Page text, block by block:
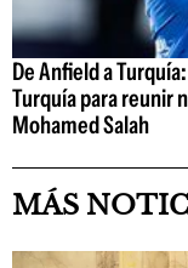
De Anfield a
Turquía para reunir
Mohamed Salah
MÁS